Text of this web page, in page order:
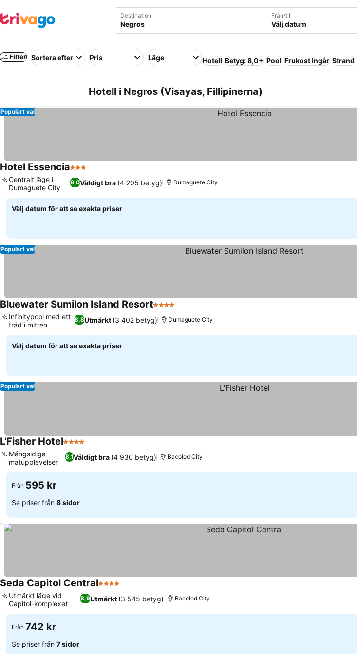
Destination Från/till
Välj datum
Filter Sortera efter Pris Läge Hotell Betyg: 8,0+ Pool Frukost ingår Strand
Hotell i Negros (Visayas, Fillipinerna)
Populärt val
Hotel Essencia3 Stjärnor
8,0Väldigt bra (4 205 betyg)
Centralt läge i
Dumaguete City
Dumaguete City
Välj datum för att se exakta priser
Populärt val
Bluewater Sumilon Island Resort4 Stjärnor
8,8Utmärkt (3 402 betyg)
Infinitypool med ett
träd i mitten
Dumaguete City
Välj datum för att se exakta priser
Populärt val
L'Fisher Hotel4 Stjärnor
8,1Väldigt bra (4 930 betyg)
Mångsidiga
matupplevelser
Bacolod City
Från 595 kr
Se priser från 8 sidor
Seda Capitol Central4 Stjärnor
8,9Utmärkt (3 545 betyg)
Utmärkt läge vid
Capitol-komplexet
Bacolod City
Från 742 kr
Se priser från 7 sidor